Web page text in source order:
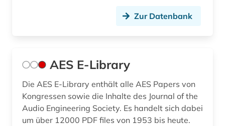
dialekt (1)
digitale edition (1)
digitale musik (1)
Zur Datenbank
AES E-Library
Die AES E-Library enthält alle AES Papers von
Kongressen sowie die Inhalte des Journal of the
Audio Engineering Society. Es handelt sich dabei
um über 12000 PDF files von 1953 bis heute.